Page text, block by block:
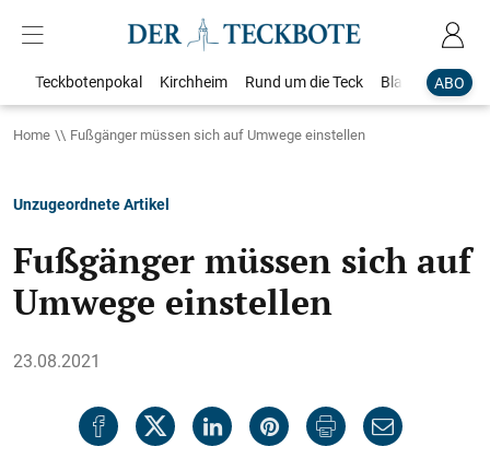
ABO
Teckbotenpokal Kirchheim Rund um die Teck Blaulicht
Home Fußgänger müssen sich auf Umwege einstellen
Unzugeordnete Artikel
Fußgänger müssen sich auf
Umwege einstellen
23.08.2021